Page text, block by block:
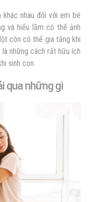
nhau đối với em bé
và hiểu lầm có thể ảnh
còn có thể gia tăng khi
những cách rất hữu ích
sinh con
qua những gì